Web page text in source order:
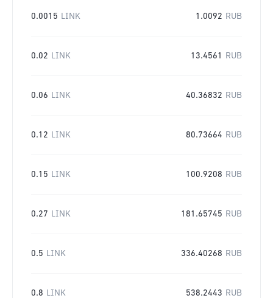
0.0015 LINK 1.0092 RUB
0.02 LINK 13.4561 RUB
0.06 LINK 40.36832 RUB
0.12 LINK 80.73664 RUB
0.15 LINK 100.9208 RUB
0.27 LINK 181.65745 RUB
0.5 LINK 336.40268 RUB
0.8 LINK 538.2443 RUB